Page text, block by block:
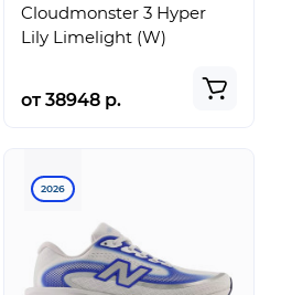
Cloudmonster 3 Hyper
Lily Limelight (W)
от 38948 р.
2026